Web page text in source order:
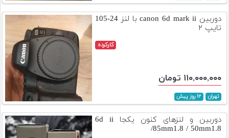
دوربین canon 6d mark ii با لنز 24-105
تایپ ۲
کارکرده
۱۱۰,۰۰۰,۰۰۰ تومان
تهران ۱۲ روز پیش
دوربین و لنزهای کنون یکجا 6d ii
/85mm1.8 / 50mm1.8